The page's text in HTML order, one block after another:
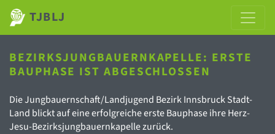
TJBLJ
BEZIRKSJUNGBAUERNKAPELLE: ERSTE
BAUPHASE IST ABGESCHLOSSEN
Die Jungbauernschaft/Landjugend Bezirk Innsbruck Stadt-
Land blickt auf eine erfolgreiche erste Bauphase ihre Herz-
Jesu-Bezirksjungbauernkapelle zurück.